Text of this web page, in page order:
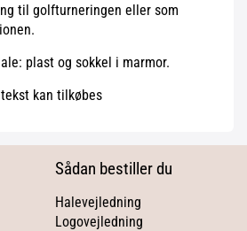
til golfturneringen eller som
plast og sokkel i marmor.
kan tilkøbes
Sådan bestiller du
Halevejledning
Logovejledning